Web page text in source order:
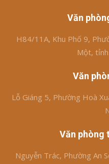
Văn
H84/11A, Khu Phố 9,
Một,
Văn
Lỗ Giáng 5, Phường Hoà
Văn phòng
Nguyễn Trác, Phường An